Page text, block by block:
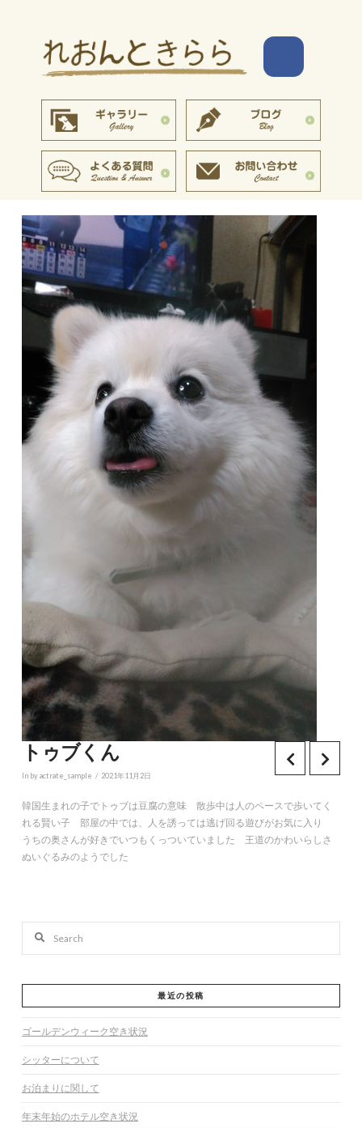
トゥブくん
In by actrate_sample 2021年11月2日
韓国生まれの子でトゥブは豆腐の意味 散歩中は人のペースで歩いてく
れる賢い子 部屋の中では、人を誘っては逃げ回る遊びがお気に入り
うちの奥さんが好きでいつもくっついていました 王道のかわいらしさ
ぬいぐるみのようでした
最近の投稿
ゴールデンウィーク空き状況
シッターについて
お泊まりに関して
年末年始のホテル空き状況